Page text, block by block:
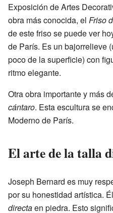
Exposición de Artes
obra más conocida, el Friso
de este friso se puede ver
de París. Es un bajorrelieve
poco de la superficie) con
ritmo elegante.
Otra obra importante y más
cántaro. Esta escultura se
Moderno de París.
El arte de la talla
Joseph Bernard es muy
por su honestidad artística.
directaen piedra. Esto